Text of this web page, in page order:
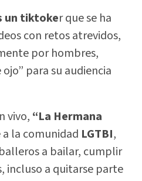
un tiktoker que se ha
con retos atrevidos,
por hombres,
para su audiencia
vivo, “La Hermana
la comunidad LGTBI,
a bailar, cumplir
incluso a quitarse parte